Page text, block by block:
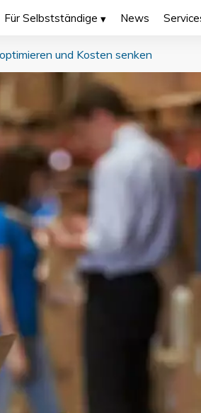
Für Selbstständige News
und Kosten senken